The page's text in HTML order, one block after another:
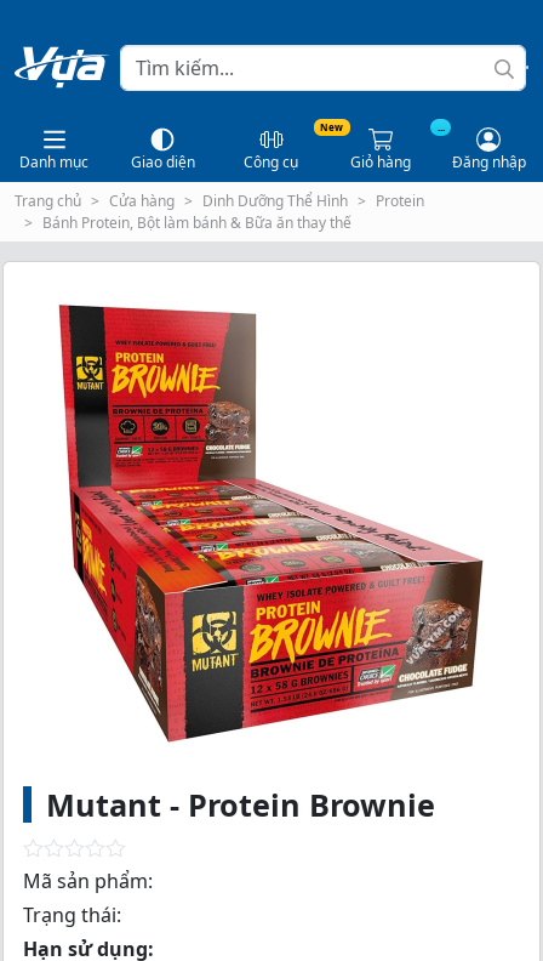
Danh mục Giao diện
New
Công cụ
...
Giỏ hàng
Đăng nhập
Trang chủ
Cửa hàng Dinh Dưỡng Thể Hình
Protein
Bánh Protein, Bột làm bánh & Bữa ăn thay thế
Mutant - Protein Brownie
R
t
d
Mã sản phẩm:
Trạng thái:
Hạn sử dụng: